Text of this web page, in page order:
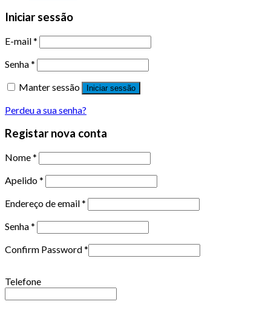
Iniciar sessão
E-mail*
Senha*
Manter sessão
Iniciar sessão
Perdeu a sua senha?
Registar nova conta
Nome*
Apelido*
Endereço de email*
Senha*
Confirm Password*
Telefone